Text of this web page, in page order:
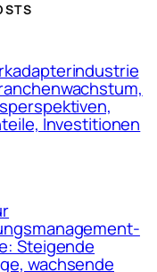
Investitionen
Steigende
wachsende